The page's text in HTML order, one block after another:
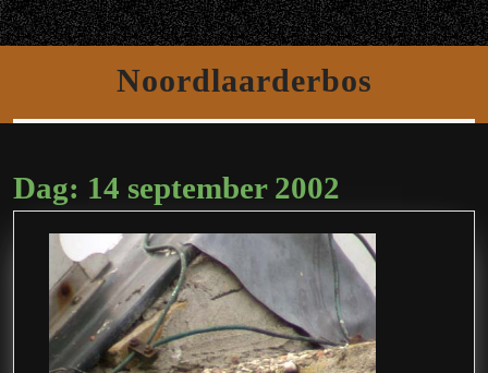
Ga
naar
Open
knop
Noordlaarderbos
Dag: 14 september 2002